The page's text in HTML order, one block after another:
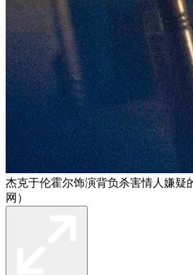
杰克于伦霍尔饰演背负杀害情人嫌疑
网）